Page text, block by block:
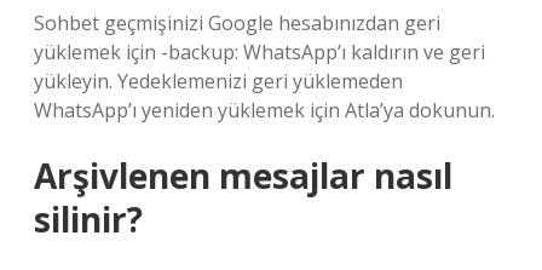
Sohbet geçmişinizi Google hesabınızdan geri
yüklemek için -backup: WhatsApp’ı kaldırın ve geri
yükleyin. Yedeklemenizi geri yüklemeden
WhatsApp’ı yeniden yüklemek için Atla’ya dokunun.
Arşivlenen mesajlar nasıl
silinir?